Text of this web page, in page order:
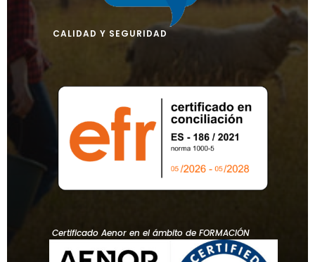
CALIDAD Y SEGURIDAD
Certificado Aenor en el ámbito de FORMACIÓN